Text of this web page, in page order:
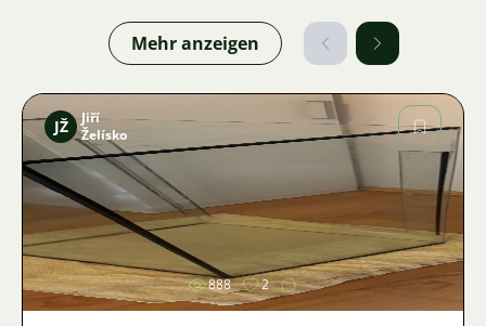
Mehr anzeigen
Bild
JŽ
Jiří
Želísko
888 2